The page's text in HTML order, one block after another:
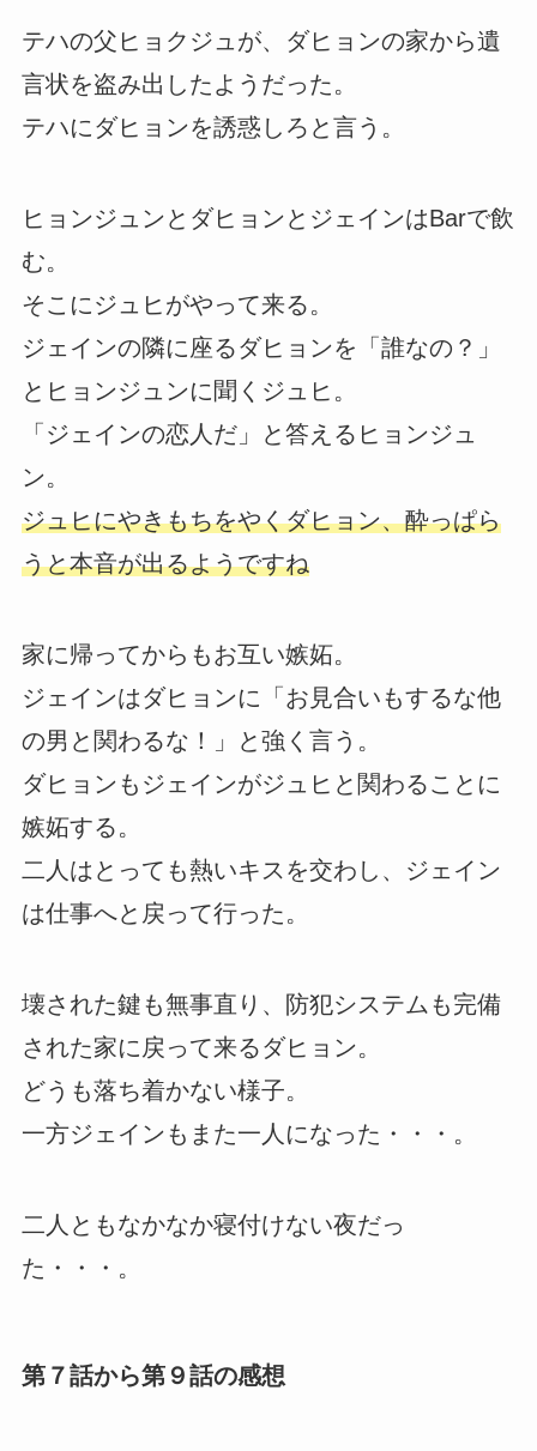
テハの父ヒョクジュが、ダヒョンの家から遺
言状を盗み出したようだった。
テハにダヒョンを誘惑しろと言う。
ヒョンジュンとダヒョンとジェインはBarで飲
む。
そこにジュヒがやって来る。
ジェインの隣に座るダヒョンを「誰なの？」
とヒョンジュンに聞くジュヒ。
「ジェインの恋人だ」と答えるヒョンジュ
ン。
ジュヒにやきもちをやくダヒョン、酔っぱら
うと本音が出るようですね
家に帰ってからもお互い嫉妬。
ジェインはダヒョンに「お見合いもするな他
の男と関わるな！」と強く言う。
ダヒョンもジェインがジュヒと関わることに
嫉妬する。
二人はとっても熱いキスを交わし、ジェイン
は仕事へと戻って行った。
壊された鍵も無事直り、防犯システムも完備
された家に戻って来るダヒョン。
どうも落ち着かない様子。
一方ジェインもまた一人になった・・・。
二人ともなかなか寝付けない夜だっ
た・・・。
第７話から第９話の感想